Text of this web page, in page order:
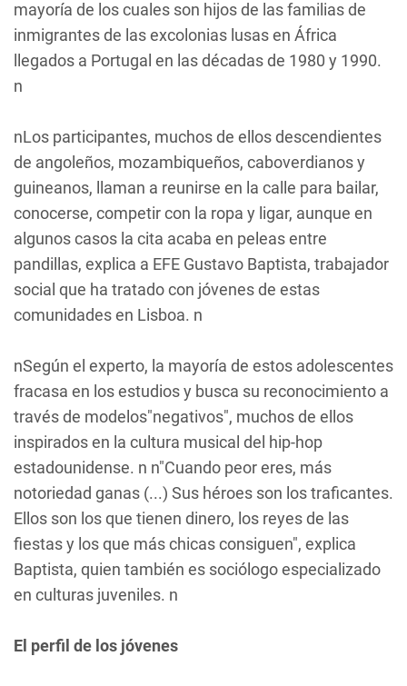
mayoría de los cuales son hijos de las familias de
inmigrantes de las excolonias lusas en África
llegados a Portugal en las décadas de 1980 y 1990.
n
nLos participantes, muchos de ellos descendientes
de angoleños, mozambiqueños, caboverdianos y
guineanos, llaman a reunirse en la calle para bailar,
conocerse, competir con la ropa y ligar, aunque en
algunos casos la cita acaba en peleas entre
pandillas, explica a EFE Gustavo Baptista, trabajador
social que ha tratado con jóvenes de estas
comunidades en Lisboa. n
nSegún el experto, la mayoría de estos adolescentes
fracasa en los estudios y busca su reconocimiento a
través de modelos"negativos", muchos de ellos
inspirados en la cultura musical del hip-hop
estadounidense. n n"Cuando peor eres, más
notoriedad ganas (...) Sus héroes son los traficantes.
Ellos son los que tienen dinero, los reyes de las
fiestas y los que más chicas consiguen", explica
Baptista, quien también es sociólogo especializado
en culturas juveniles. n
El perfil de los jóvenes